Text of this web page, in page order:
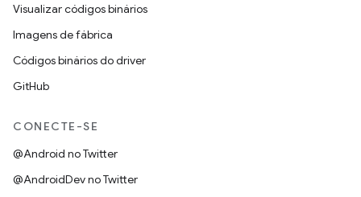
Visualizar códigos binários
Imagens de fábrica
Códigos binários do driver
GitHub
CONECTE-SE
@Android no Twitter
@AndroidDev no Twitter